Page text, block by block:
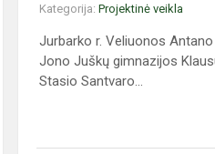
Kategorija:Projektinė veikla
Jurbarko r. Veliuonos
Jono Juškų gimnazijos
Stasio Santvaro...